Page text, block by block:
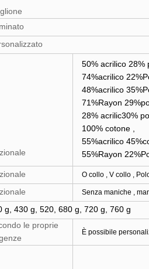
50% acrilico 28%
74%acrilico
48%acrilico
71%Rayon
28% acrilic30%
100% cotone ,
55%acrilico
55%Rayon
O collo , V collo ,
Senza maniche ,
g, 430 g, 520, 680 g, 720 g, 760 g
le proprie
È possibile